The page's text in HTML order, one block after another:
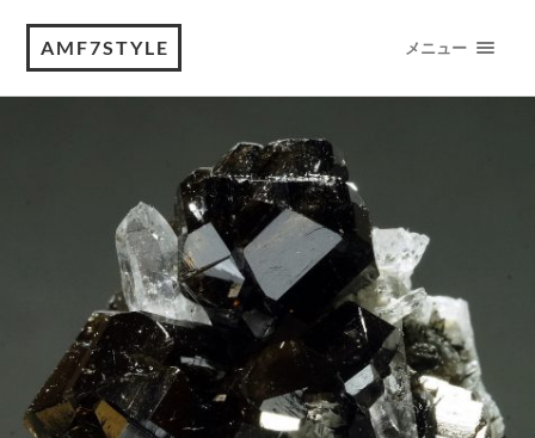
AMF7STYLE メニュー